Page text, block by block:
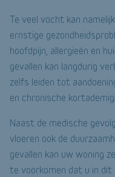
Te veel vocht kan
ernstige
hoofdpijn, allergieën en
gevallen kan langdurig
zelfs leiden tot
en chronische
Naast de medische
vloeren ook de
gevallen kan uw woning
te voorkomen dat u in